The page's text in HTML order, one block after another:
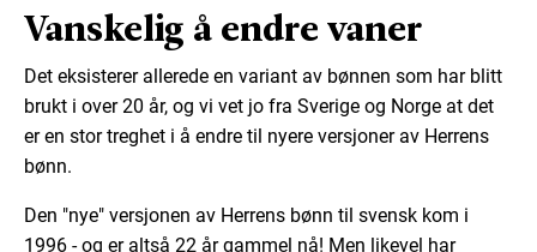
Vanskelig å endre vaner
Det eksisterer allerede en variant av bønnen som har blitt
brukt i over 20 år, og vi vet jo fra Sverige og Norge at det
er en stor treghet i å endre til nyere versjoner av Herrens
bønn.
Den "nye" versjonen av Herrens bønn til svensk kom i
1996 - og er altså 22 år gammel nå! Men likevel har